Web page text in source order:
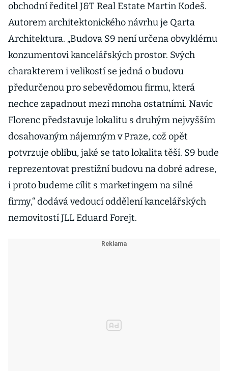
obchodní ředitel J&T Real Estate Martin Kodeš.
Autorem architektonického návrhu je Qarta
Architektura. „Budova S9 není určena obvyklému
konzumentovi kancelářských prostor. Svých
charakterem i velikostí se jedná o budovu
předurčenou pro sebevědomou firmu, která
nechce zapadnout mezi mnoha ostatními. Navíc
Florenc představuje lokalitu s druhým nejvyšším
dosahovaným nájemným v Praze, což opět
potvrzuje oblibu, jaké se tato lokalita těší. S9 bude
reprezentovat prestižní budovu na dobré adrese,
i proto budeme cílit s marketingem na silné
firmy,“ dodává vedoucí oddělení kancelářských
nemovitostí JLL Eduard Forejt.